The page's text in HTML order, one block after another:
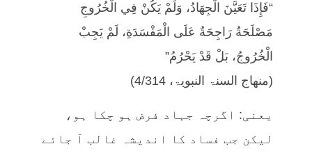
“فَإِذَا تَعَيَّنَ الْجِهَادُ، وَلَمْ يَكُنْ فِي الْخُرُوجِ
مَصْلَحَةٌ رَاجِحَةٌ عَلَى الْمَفْسَدَةِ، لَمْ يَجِبْ
الْخُرُوجُ، بَلْ قَدْ يَحْرُمُ”
(منهاج السنۃ النبویۃ، 4/314)
یعنی: اگرچہ جہاد فرض ہو چکا ہو،
لیکن جب فساد کا اندیشہ غالب آ جائے